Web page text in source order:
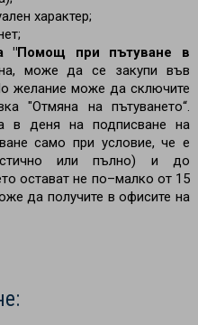
характер;
"Помощ при пътуване в
може да се закупи във
желание може да сключите
"Отмяна на пътуването“.
в деня на подписване на
само при условие, че е
или пълно) и до
остават не по–малко от 15
да получите в офисите на